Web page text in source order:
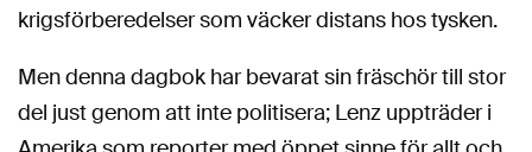
krigsförberedelser som väcker distans hos tysken.
Men denna dagbok har bevarat sin fräschör till stor
del just genom att inte politisera; Lenz uppträder i